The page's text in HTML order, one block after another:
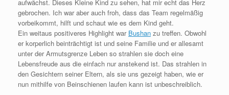
aufwächst. Dieses Kleine Kind zu sehen, hat mir echt das Herz
gebrochen. Ich war aber auch froh, dass das Team regelmäßig
vorbeikommt, hilft und schaut wie es dem Kind geht.
Ein weitaus positiveres Highlight war Bushan zu treffen. Obwohl
er korperlich beinträchtigt ist und seine Familie und er allesamt
unter der Armutsgrenze Leben so strahlen sie doch eine
Lebensfreude aus die einfach nur anstekend ist. Das strahlen in
den Gesichtern seiner Eltern, als sie uns gezeigt haben, wie er
nun mithilfe von Beinschienen laufen kann ist unbeschreiblich.